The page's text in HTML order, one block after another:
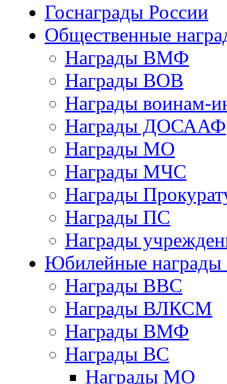
Госнаграды России
Общественные
Награды ВМФ
Награды ВОВ
Награды воинам-
Награды ДОСААФ
Награды МО
Награды МЧС
Награды
Награды ПС
Награды
Юбилейные награды
Награды ВВС
Награды ВЛКСМ
Награды ВМФ
Награды ВС
Награды МО